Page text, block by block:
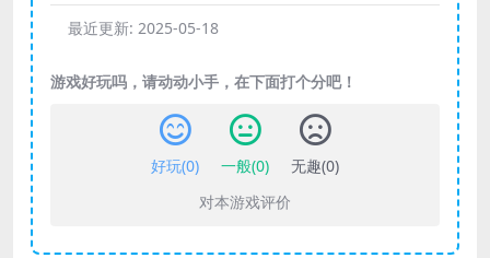
最近更新: 2025-05-18
游戏好玩吗，请动动小手，在下面打个分吧！
好玩(0) 一般(0) 无趣(0)
对本游戏评价